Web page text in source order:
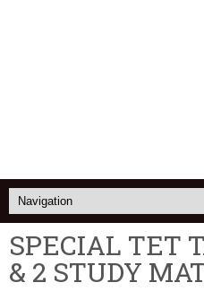
SPECIAL TET
& 2 STUDY